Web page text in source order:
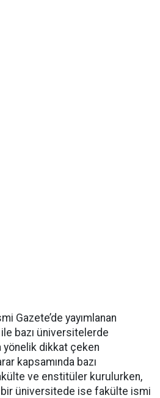
Gazete’de yayımlanan
ile bazı üniversitelerde
yönelik dikkat çeken
kapsamında bazı
ve enstitüler kurulurken,
bir üniversitede ise fakülte ismi